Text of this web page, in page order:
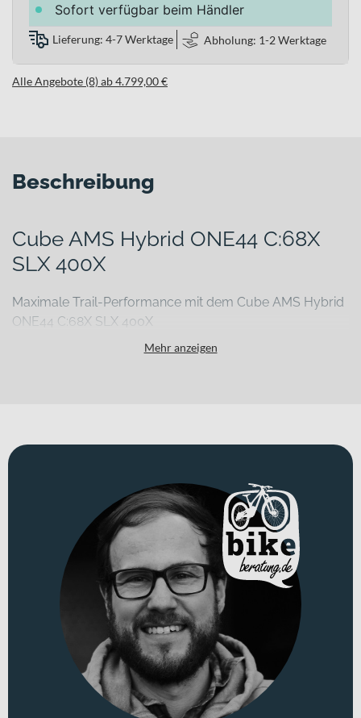
Sofort verfügbar beim Händler
Lieferung: 4-7 Werktage Abholung: 1-2 Werktage
Alle Angebote (8) ab 4.799,00 €
Beschreibung
Cube AMS Hybrid ONE44 C:68X
SLX 400X
Maximale Trail-Performance mit dem Cube AMS Hybrid
ONE44 C:68X SLX 400X
Anspruchsvolle Trails verlangen nach einem E-Mountainbike, das
Mit einem Gewicht von 17.5 kg bleibt das Handling agil, während
ausgedehnte Touren bietet. Optisch setzt das Bike in „nebula´n
´black“ ein markantes Statement.
Für welche Einsätze eignet sich dieses Bike?
Dieses E-MTB Fully richtet sich an fortgeschrittene Trail-Fahrer
und anspruchsvolle Mountainbike-Nutzer, die ein leistungsstarkes
29er E-Mountainbike für technisch herausfordernde
Geländefahrten suchen. Ob auf verwinkelten Waldtrails, bei All-
Mountain-Ausfahrten mit anspruchsvollen Downhill-Passagen
oder auf längeren Anstiegen mit elektrischer Unterstützung – das
Bike zeigt seine Stärken überall dort, wo Kontrolle, Effizienz und
Fahrspaß gefragt sind. Du fährst dabei mit Laufrädern in 29 Zoll.
Technisches Konzept und Systemintegration
Mehr anzeigen